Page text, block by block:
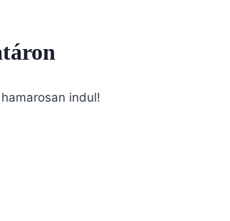
indul!